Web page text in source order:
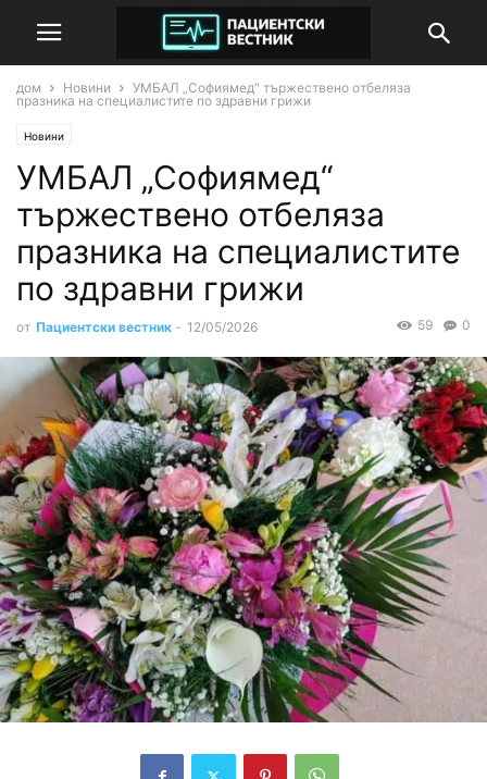
дом Новини
УМБАЛ „Софиямед“ тържествено отбеляза
празника на специалистите по здравни грижи
Новини
УМБАЛ „Софиямед“
тържествено отбеляза
празника на специалистите
по здравни грижи
от Пациентски вестник - 12/05/2026 0
59